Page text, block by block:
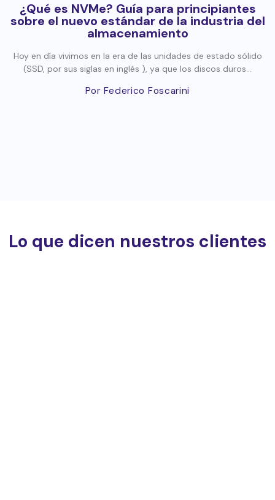
¿Qué es NVMe? Guía para principiantes
sobre el nuevo estándar de la industria del
almacenamiento
Hoy en día vivimos en la era de las unidades de estado sólido
(SSD, por sus siglas en inglés ), ya que los discos duros...
Por Federico Foscarini
Lo que dicen nuestros clientes